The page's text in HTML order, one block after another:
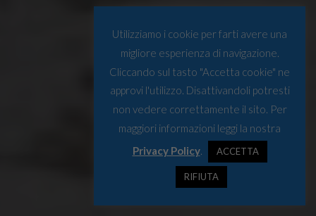
Utilizziamo i cookie per farti avere una
migliore esperienza di navigazione.
Cliccando sul tasto "Accetta cookie" ne
approvi l'utilizzo. Disattivandoli potresti
non vedere correttamente il sito. Per
maggiori informazioni leggi la nostra
Privacy Policy. ACCETTA
RIFIUTA